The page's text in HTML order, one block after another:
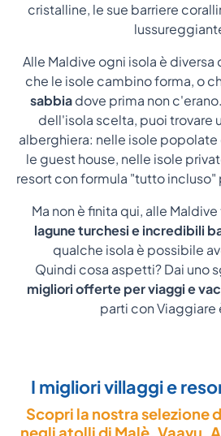
cristalline, le sue barriere
Alle Maldive ogni isola è diversa
che le isole cambino forma, o
sabbiadove prima non
dell'isola scelta, puoi trovare
alberghiera: nelle isole
le guest house, nelle isole
resort con formula "tutto
Ma non è finita qui, alle
lagune turchesie incredibili
qualche isola è possibile
Quindi cosa aspetti? Dai uno
migliori offerte per viaggi e
parti con Viaggiare
I migliori villaggi e
Scopri la nostra selezione